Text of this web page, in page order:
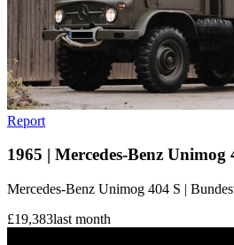
Report
1965 | Mercedes-Benz Unimog
Mercedes-Benz Unimog 404 S |
£19,383last month